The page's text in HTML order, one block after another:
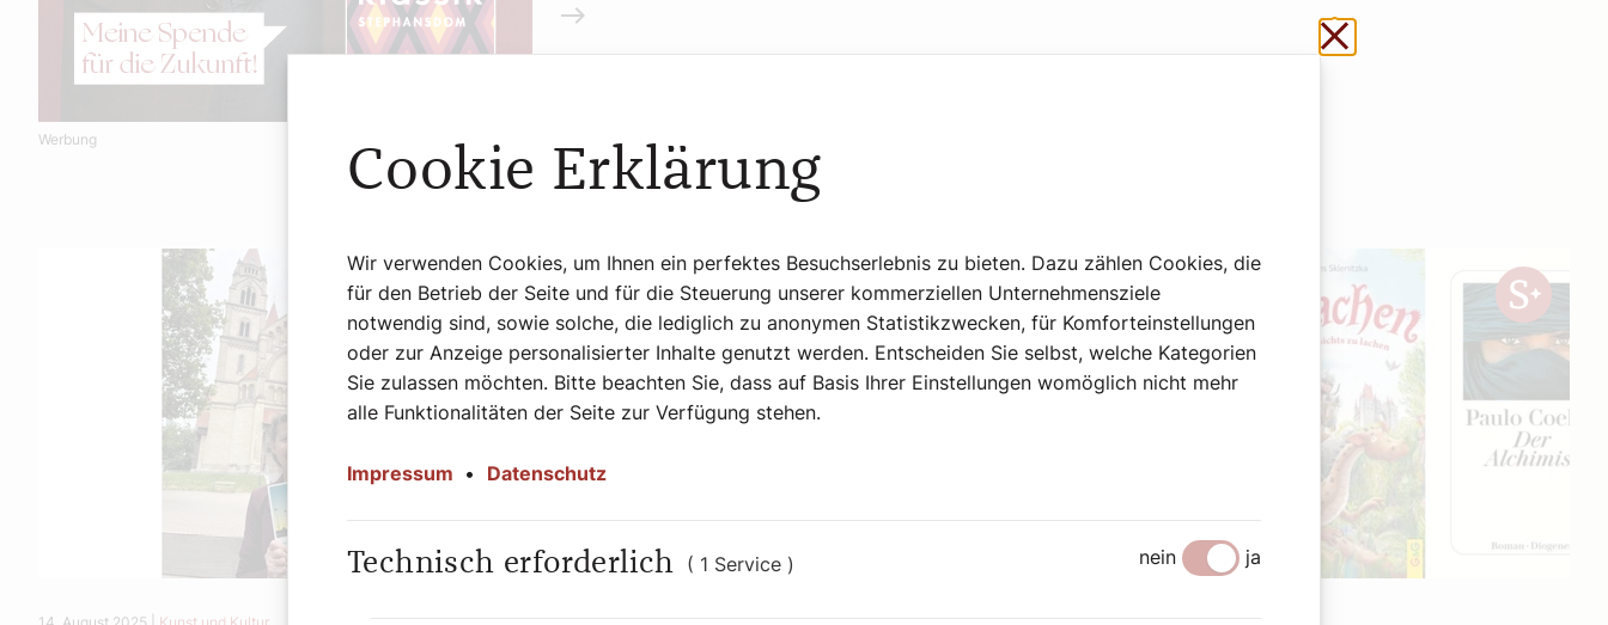
Werbung
Weiterlesen Schließen ohne zu
Cookie Erklärung
Wir verwenden Cookies, um Ihnen ein perfektes Besuchserlebnis zu bieten. Dazu zählen Cookies, die
für den Betrieb der Seite und für die Steuerung unserer kommerziellen Unternehmensziele
notwendig sind, sowie solche, die lediglich zu anonymen Statistikzwecken, für Komforteinstellungen
oder zur Anzeige personalisierter Inhalte genutzt werden. Entscheiden Sie selbst, welche Kategorien
Sie zulassen möchten. Bitte beachten Sie, dass auf Basis Ihrer Einstellungen womöglich nicht mehr
alle Funktionalitäten der Seite zur Verfügung stehen.
Impressum • Datenschutz
Technisch erforderlich ( 1 Service ) nein ja